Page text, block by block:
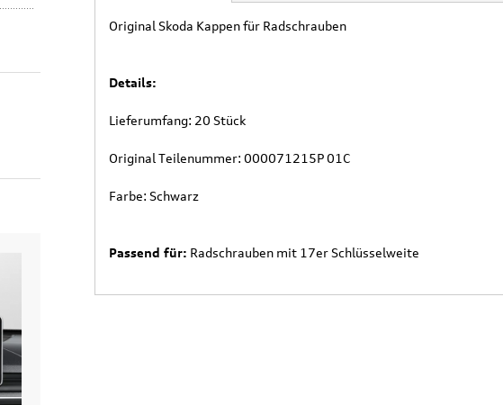
Original Skoda Kappen für Radschrauben
Details:
Lieferumfang: 20 Stück
Original Teilenummer: 000071215P 01C
Farbe: Schwarz
Passend für: Radschrauben mit 17er Schlüsselweite